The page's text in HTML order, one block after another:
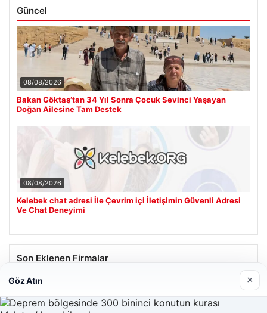
Güncel
08/08/2026
Bakan Göktaş’tan 34 Yıl Sonra Çocuk Sevinci Yaşayan
Doğan Ailesine Tam Destek
08/08/2026
Kelebek chat adresi İle Çevrim içi İletişimin Güvenli Adresi
Ve Chat Deneyimi
Son Eklenen Firmalar
Göz Atın ×